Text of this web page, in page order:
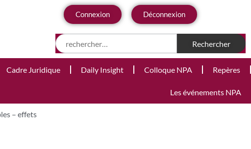
Connexion Déconnexion
Cadre Juridique Daily Insight Colloque NPA Repères
Les événements NPA
– effets